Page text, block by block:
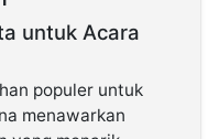
untuk Acara
populer untuk
menawarkan